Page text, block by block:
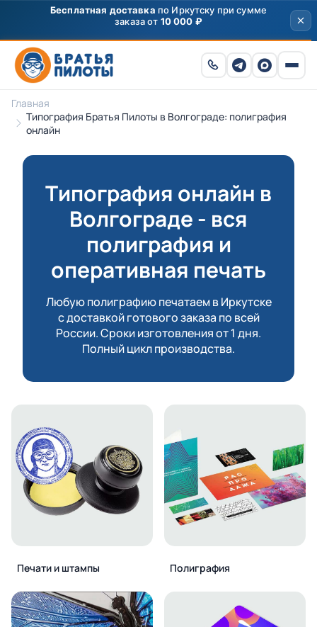
Скидка250 ₽на первый заказ от 3000 ₽ по
промокоду
ПРИВЕТ
Главная
Типография Братья Пилоты в Волгограде: полиграфия
онлайн
Типография онлайн в
Волгограде - вся
полиграфия и
оперативная печать
Любую полиграфию печатаем в Иркутске
с доставкой готового заказа по всей
России. Сроки изготовления от 1 дня.
Полный цикл производства.
Печати и штампы Полиграфия